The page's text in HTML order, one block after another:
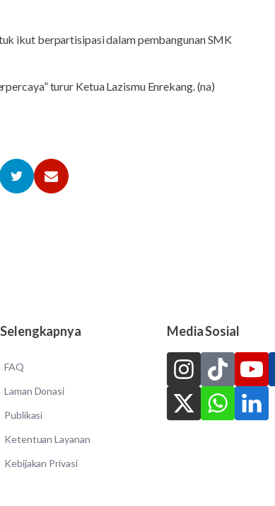
ikut berpartisipasi dalam pembangunan SMK
turur Ketua Lazismu Enrekang. (na)
Selengkapnya
FAQ
Laman Donasi
Publikasi
Ketentuan Layanan
Kebijakan Privasi
Media Sosial